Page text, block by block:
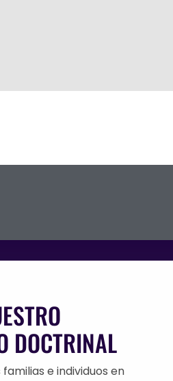
DOCTRINAL
e individuos en